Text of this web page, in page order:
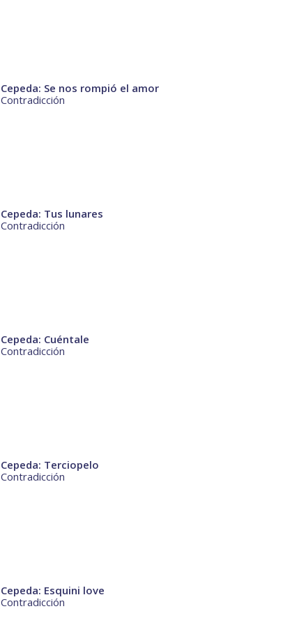
Cepeda: Se nos rompió el amor
Contradicción
Cepeda: Tus lunares
Contradicción
Cepeda: Cuéntale
Contradicción
Cepeda: Terciopelo
Contradicción
Cepeda: Esquini love
Contradicción